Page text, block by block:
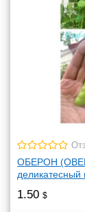
ОБЕРОН
деликатесный
1.50 $